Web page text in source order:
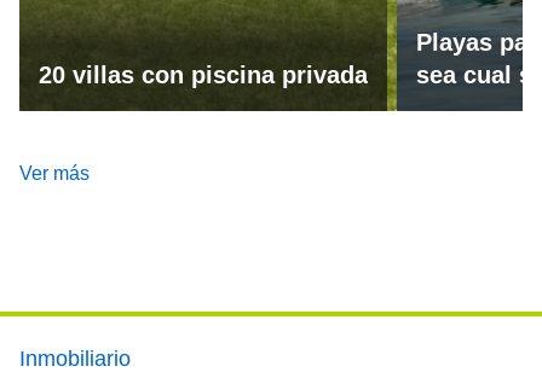
20 villas con piscina privada
Playas
sea cual
Ver más
Footer main menu
Inmobiliario